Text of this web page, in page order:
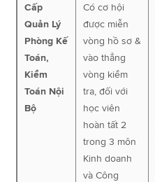
Cấp
Quản Lý
Phòng Kế
Toán,
Kiểm
Toán Nội
Bộ
Có cơ hội
được miễn
vòng hồ sơ &
vào thẳng
vòng kiểm
tra, đối với
học viên
hoàn tất 2
trong 3 môn
Kinh doanh
và Công